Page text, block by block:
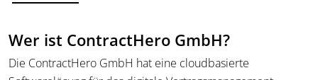
Wer ist ContractHero GmbH?
Die ContractHero GmbH hat eine cloudbasierte